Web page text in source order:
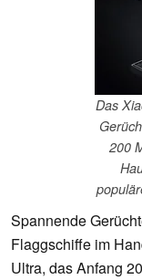
Das
200
Spannende
Flaggschiffe im
Ultra, das Anfang